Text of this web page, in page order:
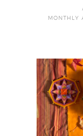
MONTHLY